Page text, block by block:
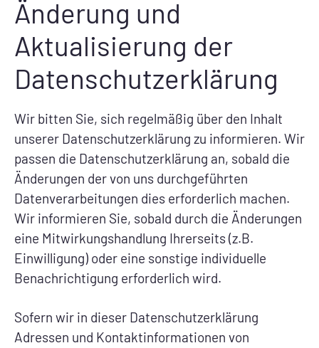
Änderung und
Aktualisierung der
Datenschutzerklärung
Wir bitten Sie, sich regelmäßig über den Inhalt
unserer Datenschutzerklärung zu informieren. Wir
passen die Datenschutzerklärung an, sobald die
Änderungen der von uns durchgeführten
Datenverarbeitungen dies erforderlich machen.
Wir informieren Sie, sobald durch die Änderungen
eine Mitwirkungshandlung Ihrerseits (z.B.
Einwilligung) oder eine sonstige individuelle
Benachrichtigung erforderlich wird.
Sofern wir in dieser Datenschutzerklärung
Adressen und Kontaktinformationen von